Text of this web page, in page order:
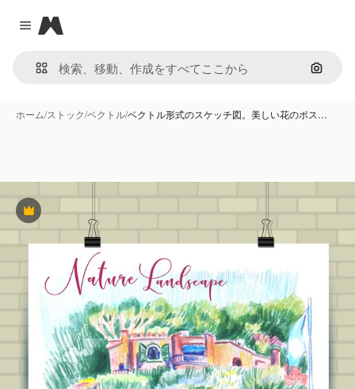
Close menu
Magnific
画像で
ホーム/ストック/ベクトル/ベクトル形式のスケッチ図。美しい花のポス…
Premium